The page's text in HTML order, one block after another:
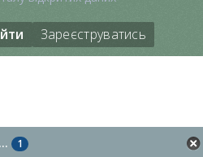
Зареєструватись
1